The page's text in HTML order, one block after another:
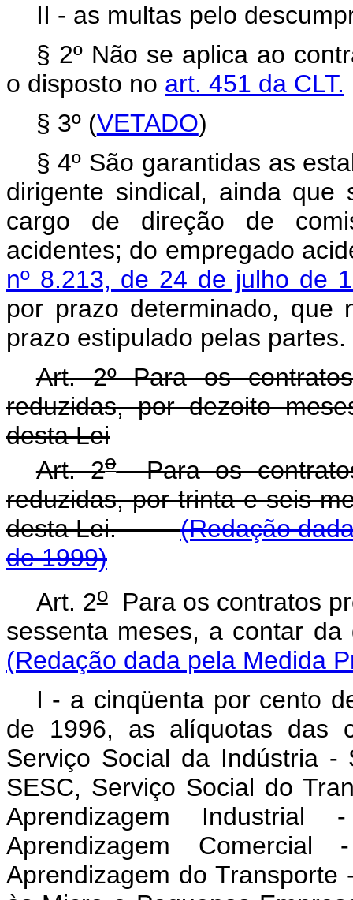
II - as multas pelo
§ 2º Não se aplica ao
o disposto no art. 451 da CLT.
§ 3º (VETADO)
§ 4º São garantidas as
dirigente sindical, ainda que
cargo de direção de
acidentes; do empregado
nº 8.213, de 24 de julho de
por prazo determinado, que
prazo estipulado pelas partes.
Art. 2º Para os
reduzidas, por dezoito
desta Lei
Art. 2oPara os
reduzidas, por trinta e seis
desta Lei.(Redação
de 1999)
Art. 2oPara os contratos
sessenta meses, a contar
(Redação dada pela Medida
I - a cinqüenta por cento
de 1996, as alíquotas das
Serviço Social da Indústria -
SESC, Serviço Social do
Aprendizagem
Aprendizagem
Aprendizagem do Transporte